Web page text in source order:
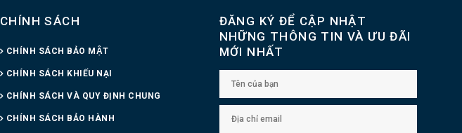
CHÍNH SÁCH
CHÍNH SÁCH BẢO MẬT
CHÍNH SÁCH KHIẾU NẠI
CHÍNH SÁCH VÀ QUY ĐỊNH CHUNG
CHÍNH SÁCH BẢO HÀNH
ĐĂNG KÝ ĐỂ CẬP NHẬT
NHỮNG THÔNG TIN VÀ ƯU ĐÃI
MỚI NHẤT